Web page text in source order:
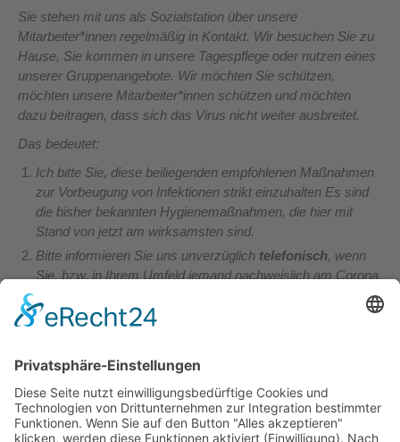
Sie stehen mit uns als Sozialstation über unsere
Mitarbeiter*innen regelmäßig in Kontakt. Wir besuchen Sie zu
Hause, Sie kommen in unsere Tagespflege oder nutzen eines
unserer Gruppenangebote. Wir möchten Sie schützen,
möchten unsere Mitarbeiter*innen schützen und möchten
dazu beitragen, dass sich das Virus nicht weiter ausbreitet.
Das bedeutet:
Ich bitte Sie, diese beiliegenden empfohlenen Maßnahmen
zur Vorbeugung von Infektionen strikt einzuhalten Es sind
die bisher bekannten Hygienemaßnahmen, die hier mit
Stand von jetzt am wirksamsten sind.
Bitte informieren Sie uns unverzüglich telefonisch, wenn
Sie, bzw. in Ihrem Umfeld jemand nachweislich am Corona
Dieses hilft uns, gemeinsam mit dem Gesundheitsamt,
ZUR INFO: Das Robert-Koch- Institut stuft die Gefahr als
Herzlichen Dank für Ihre Mitwirkung.